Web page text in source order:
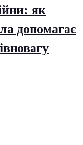
як
допомагає